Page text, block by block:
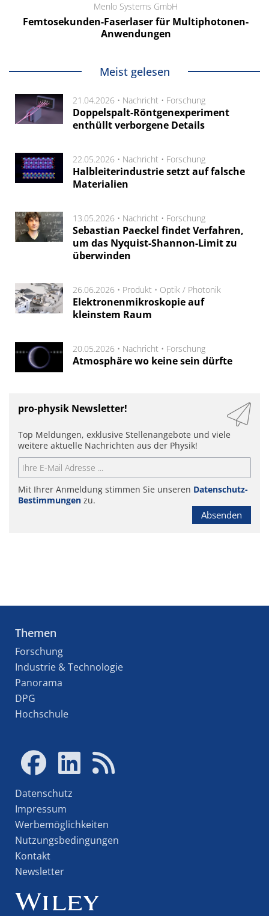
Menlo Systems GmbH
Femtosekunden-Faserlaser für Multiphotonen-
Anwendungen
Meist gelesen
21.04.2026 • Nachricht • Forschung
Doppelspalt-Röntgenexperiment
enthüllt verborgene Details
22.05.2026 • Nachricht • Forschung
Halbleiterindustrie setzt auf falsche
Materialien
13.05.2026 • Nachricht • Forschung
Sebastian Paeckel findet Verfahren,
um das Nyquist-Shannon-Limit zu
überwinden
26.06.2026 • Produkt • Optik / Photonik
Elektronenmikroskopie auf
kleinstem Raum
20.05.2026 • Nachricht • Forschung
Atmosphäre wo keine sein dürfte
pro-physik Newsletter!
Top Meldungen, exklusive Stellenangebote und viele
weitere aktuelle Nachrichten aus der Physik!
Mit Ihrer Anmeldung stimmen Sie unseren Datenschutz-
Bestimmungen zu.
Absenden
Themen
Forschung
Industrie & Technologie
Panorama
DPG
Hochschule
Datenschutz
Impressum
Werbemöglichkeiten
Nutzungsbedingungen
Kontakt
Newsletter